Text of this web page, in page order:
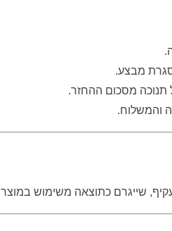
מבצע.
תנוכה מסכום ההחזר.
והמשלוח.
עקיף, שייגרם כתוצאה משימוש